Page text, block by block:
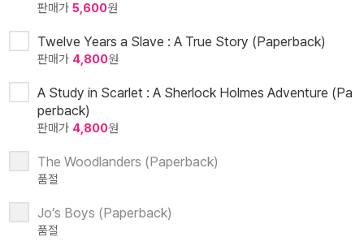
판매가 5,600원
Twelve Years a Slave : A True Story (Paperback)
판매가 4,800원
A Study in Scarlet : A Sherlock Holmes Adventure (Pa
perback)
판매가 4,800원
The Woodlanders (Paperback)
품절
Jo’s Boys (Paperback)
품절